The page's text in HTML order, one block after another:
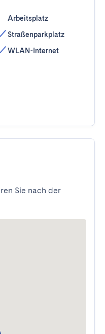
Arbeitsplatz
Straßenparkplatz
WLAN-Internet
Sie nach der